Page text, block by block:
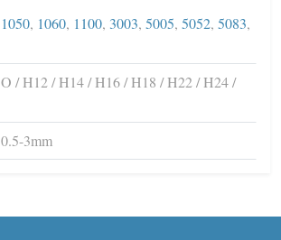
1050, 1060, 1100, 3003, 5005, 5052, 5083,
O / H12 / H14 / H16 / H18 / H22 / H24 /
0.5-3mm